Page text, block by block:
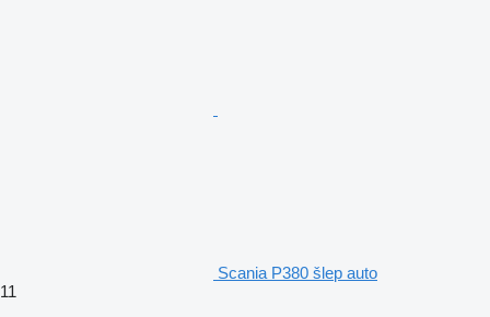
Scania P380 šlep auto
11